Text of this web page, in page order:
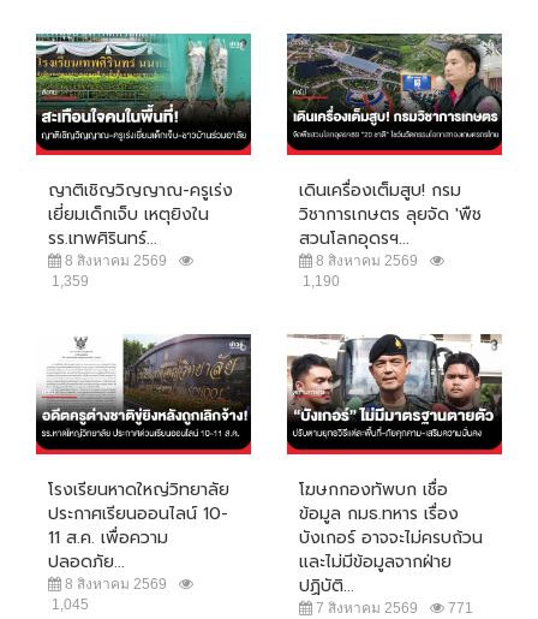
ญาติเชิญวิญญาณ-ครูเร่ง
เยี่ยมเด็กเจ็บ เหตุยิงใน
รร.เทพศิรินทร์...
8 สิงหาคม 2569
1,359
เดินเครื่องเต็มสูบ! กรม
วิชาการเกษตร ลุยจัด 'พืช
สวนโลกอุดรฯ...
8 สิงหาคม 2569
1,190
โรงเรียนหาดใหญ่วิทยาลัย
ประกาศเรียนออนไลน์ 10-
11 ส.ค. เพื่อความ
ปลอดภัย...
8 สิงหาคม 2569
1,045
โฆษกกองทัพบก เชื่อ
ข้อมูล กมธ.ทหาร เรื่อง
บังเกอร์ อาจจะไม่ครบถ้วน
และไม่มีข้อมูลจากฝ่าย
ปฏิบัติ...
7 สิงหาคม 2569 771